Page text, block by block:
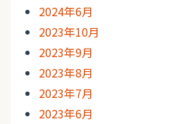
2024年6月
2023年10月
2023年9月
2023年8月
2023年7月
2023年6月